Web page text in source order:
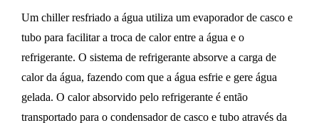
Um chiller resfriado a água utiliza um evaporador de casco e
tubo para facilitar a troca de calor entre a água e o
refrigerante. O sistema de refrigerante absorve a carga de
calor da água, fazendo com que a água esfrie e gere água
gelada. O calor absorvido pelo refrigerante é então
transportado para o condensador de casco e tubo através da